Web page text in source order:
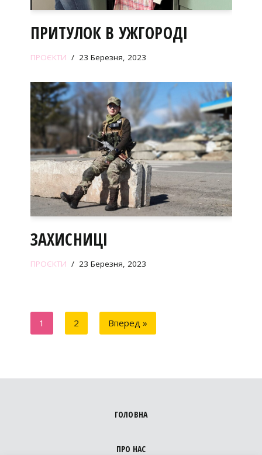
ПРИТУЛОК В УЖГОРОДІ
ПРОЄКТИ 23 Березня, 2023
ЗАХИСНИЦІ
ПРОЄКТИ 23 Березня, 2023
1 2 Вперед »
ГОЛОВНА
ПРО НАС